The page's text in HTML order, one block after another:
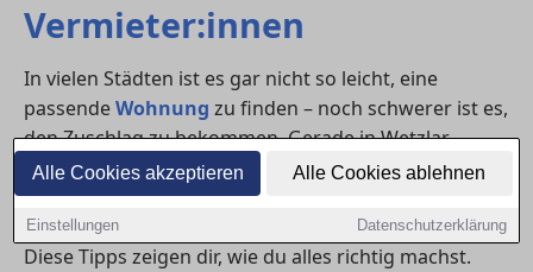
Alle Cookies akzeptieren Alle Cookies ablehnen
Einstellungen Datenschutzerklärung
Vermieter:innen
In vielen Städten ist es gar nicht so leicht, eine
passendeWohnung zu finden – noch schwerer ist es,
den Zuschlag zu bekommen. Gerade in Wetzlar
gehört häufig zu den Regionen mit hoher Nachfrage.
Mit einer professionellenWohnungsbewerbung
kannst du dich klar von der Konkurrenz abheben.
Diese Tipps zeigen dir, wie du alles richtig machst.